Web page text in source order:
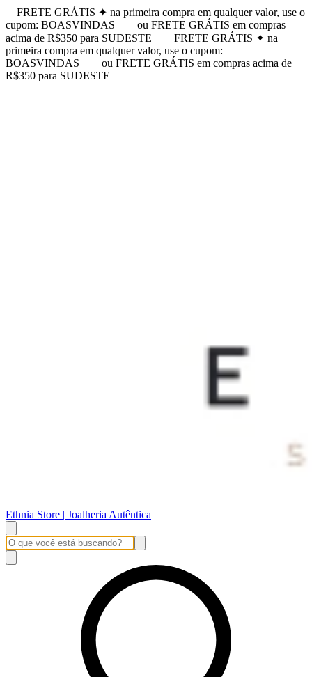
FRETE GRÁTIS ✦ na primeira compra em qualquer valor, use o
cupom: BOASVINDAS
ou FRETE GRÁTIS em compras
acima de R$350 para SUDESTE
FRETE GRÁTIS ✦ na
primeira compra em qualquer valor, use o cupom:
BOASVINDAS
ou FRETE GRÁTIS em compras acima de
R$350 para SUDESTE
Ethnia Store | Joalheria Autêntica